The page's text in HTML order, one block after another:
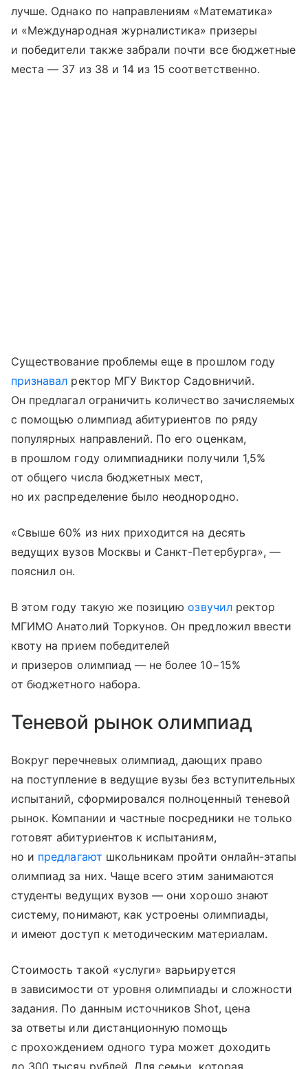
лучше. Однако по направлениям «Математика»
и «Международная журналистика» призеры
и победители также забрали почти все бюджетные
места — 37 из 38 и 14 из 15 соответственно.
Существование проблемы еще в прошлом году
признавал ректор МГУ Виктор Садовничий.
Он предлагал ограничить количество зачисляемых
с помощью олимпиад абитуриентов по ряду
популярных направлений. По его оценкам,
в прошлом году олимпиадники получили 1,5%
от общего числа бюджетных мест,
но их распределение было неоднородно.
«Свыше 60% из них приходится на десять
ведущих вузов Москвы и Санкт-Петербурга», —
пояснил он.
В этом году такую же позициюозвучилректор
МГИМО Анатолий Торкунов. Он предложил ввести
квоту на прием победителей
и призеров олимпиад — не более 10−15%
от бюджетного набора.
Теневой рынок олимпиад
Вокруг перечневых олимпиад, дающих право
на поступление в ведущие вузы без вступительных
испытаний, сформировался полноценный теневой
рынок. Компании и частные посредники не только
готовят абитуриентов к испытаниям,
но и предлагают школьникам пройти онлайн-этапы
олимпиад за них. Чаще всего этим занимаются
студенты ведущих вузов — они хорошо знают
систему, понимают, как устроены олимпиады,
и имеют доступ к методическим материалам.
Стоимость такой «услуги» варьируется
в зависимости от уровня олимпиады и сложности
задания. По данным источников Shot, цена
за ответы или дистанционную помощь
с прохождением одного тура может доходить